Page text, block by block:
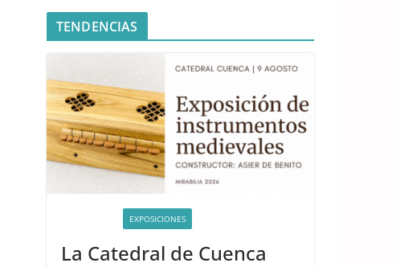
TENDENCIAS
EXPOSICIONES
La Catedral de Cuenca